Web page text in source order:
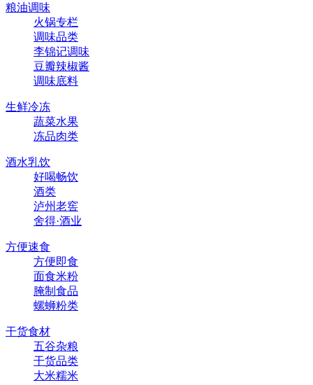
粮油调味
火锅专栏
调味品类
李锦记调味
豆瓣辣椒酱
调味底料
生鲜冷冻
蔬菜水果
冻品肉类
酒水乳饮
好喝畅饮
酒类
泸州老窖
舍得·酒业
方便速食
方便即食
面食米粉
腌制食品
螺蛳粉类
干货食材
五谷杂粮
干货品类
大米糯米